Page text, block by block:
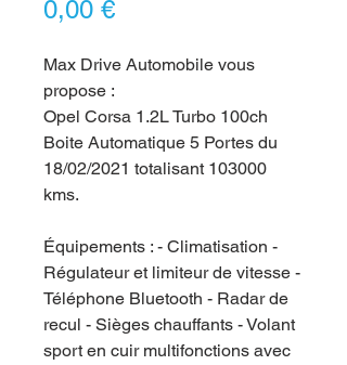
0,00 €Prix
Max Drive Automobile vous
propose :
Opel Corsa 1.2L Turbo 100ch
Boite Automatique 5 Portes du
18/02/2021 totalisant 103000
kms.
Équipements : - Climatisation -
Régulateur et limiteur de vitesse -
Téléphone Bluetooth - Radar de
recul - Sièges chauffants - Volant
sport en cuir multifonctions avec